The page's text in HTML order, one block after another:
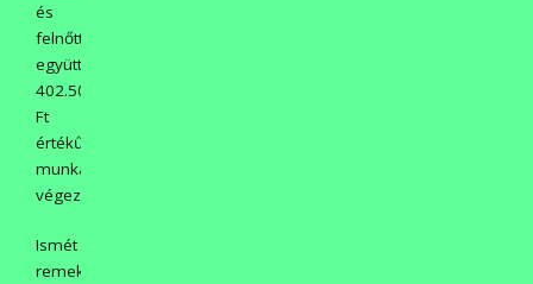
és
felnőttek
együtt
402.500
Ft
értékű
munkát
végeztek.
Ismét
remek